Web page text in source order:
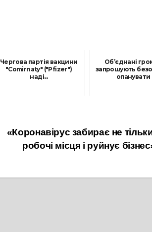
Чергова партія вакцини
"Comirnaty" ("Pfizer")
наді...
Об’єднані
запрошують
опанувати
«Коронавірус забирає не
робочі місця і руйнує